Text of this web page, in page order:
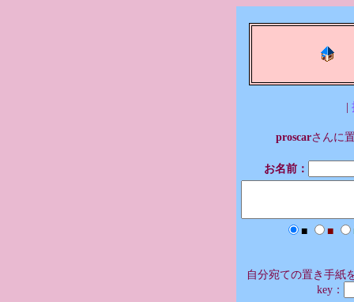
|
proscarさんに
お名前：
■ ■
自分宛ての置き手紙
key：